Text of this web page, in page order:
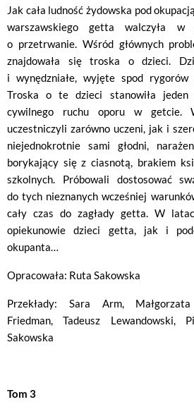
Jak cała ludność żydowska pod
warszawskiego getta walczyła w
o przetrwanie. Wśród głównych
znajdowała się troska o dzieci.
i wynędzniałe, wyjęte spod
Troska o te dzieci stanowiła jeden
cywilnego ruchu oporu w getcie.
uczestniczyli zarówno uczeni, jak i
niejednokrotnie sami głodni,
borykający się z ciasnotą, brakiem
szkolnych. Próbowali dostosować
do tych nieznanych wcześniej
cały czas do zagłady getta. W
opiekunowie dzieci getta, jak i
okupanta…
Opracowała: Ruta Sakowska
Przekłady: Sara Arm,
Friedman, Tadeusz Lewandowski,
Sakowska
Tom 3